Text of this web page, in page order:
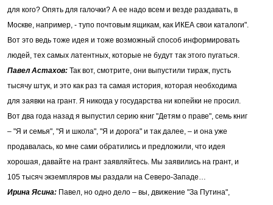
для кого? Опять для галочки? А ее надо всем и везде раздавать, в
Москве, например, - тупо почтовым ящикам, как ИКЕА свои каталоги".
Вот это ведь тоже идея и тоже возможный способ информировать
людей, тех самых латентных, которые не будут так этого пугаться.
Павел Астахов: Так вот, смотрите, они выпустили тираж, пусть
тысячу штук, и это как раз та самая история, которая необходима
для заявки на грант. Я никогда у государства ни копейки не просил.
Вот два года назад я выпустил серию книг "Детям о праве", семь книг
– "Я и семья", "Я и школа", "Я и дорога" и так далее, – и она уже
продавалась, ко мне сами обратились и предложили, что идея
хорошая, давайте на грант заявляйтесь. Мы заявились на грант, и
105 тысяч экземпляров мы раздали на Северо-Западе…
Ирина Ясина: Павел, но одно дело – вы, движение "За Путина",